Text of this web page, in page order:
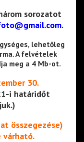
sorozatot
.
lehetőleg
A felvételek
meg a 4 Mb-ot.
30.
i határidőt
összegezése)
várható.